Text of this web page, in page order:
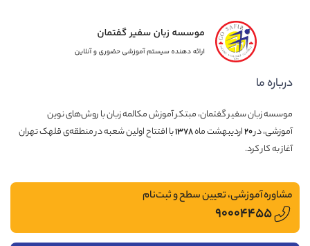
درباره ما
موسسه زبان سفیر گفتمان، مبتکر آموزش مکالمه زبان با روش‌های نوین
آموزشی، در۲۰اردیبهشت ماه۱۳۷۸با افتتاح اولین شعبه در منطقه‌ی قلهک تهران
آغاز به کار کرد.
مشاوره آموزشی، تعیین سطح و ثبت‌نام
۹۰۰۰۴۴۵۵